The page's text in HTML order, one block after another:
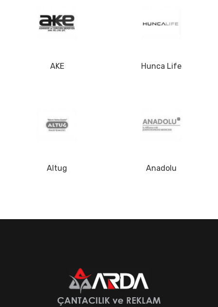
AKE Hunca Life
Altug Anadolu